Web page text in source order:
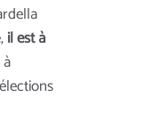
il est à